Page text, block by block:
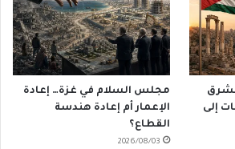
إلى
مجلس السلام في غزة… إعادة
الإعمار أم إعادة هندسة
القطاع؟
2026/08/03